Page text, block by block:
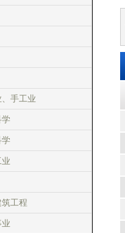
手工业
学
学
工程